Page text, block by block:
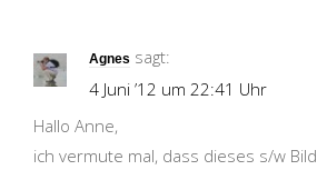
Agnes sagt:
4 Juni ’12 um 22:41 Uhr
Hallo Anne,
ich vermute mal, dass dieses s/w Bild